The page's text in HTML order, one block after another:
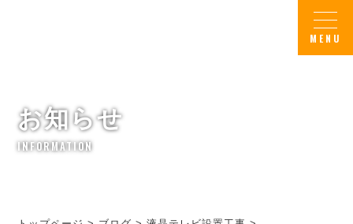
お知らせ
INFORMATION